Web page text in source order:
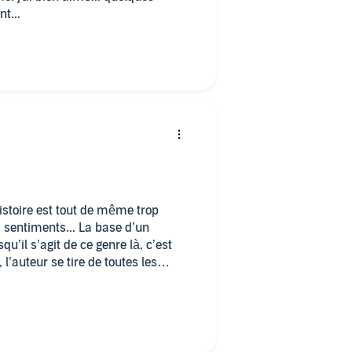
concernant ce livre ? Est-
le suspens avec des réactions
est tout de même trop
La base d’un
s’agit de ce genre là, c’est
se tire de toutes les
crédibles... Je suis déçu, c’est
» portée par une foi